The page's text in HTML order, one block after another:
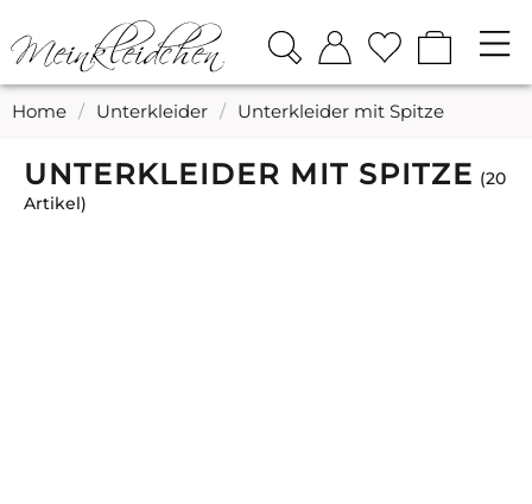
Home / Unterkleider / Unterkleider mit Spitze
UNTERKLEIDER MIT SPITZE
20
Artikel